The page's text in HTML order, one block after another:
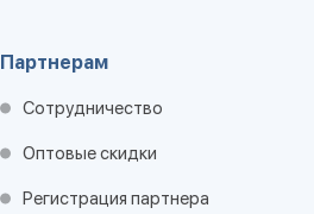
Партнерам
Сотрудничество
Оптовые скидки
Регистрация партнера